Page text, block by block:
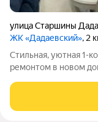
улица Старшины
ЖК «Дадаевский», 2
Стильная, уютная 1-
ремонтом в новом доме.
квартира с
Идеальный вариант